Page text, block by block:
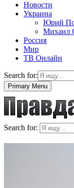
Новости
Украина
Юрий
Михаил
Россия
Мир
ТВ Онлайн
Search for:
Primary Menu
Search for: